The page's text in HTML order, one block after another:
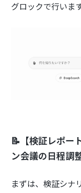
グロックで行いま
📝【検証レポー
ン会議の日程調
まずは、検証シナ